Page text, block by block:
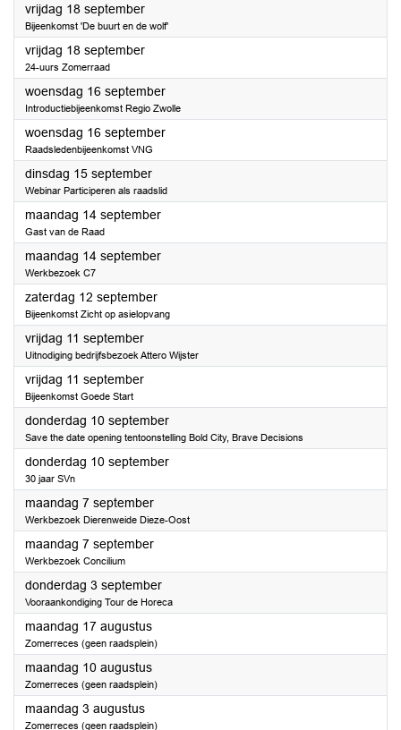
vrijdag 18 september2026
Bijeenkomst 'De buurt en de wolf'
vrijdag 18 september2026
24-uurs Zomerraad
woensdag 16 september2026
Introductiebijeenkomst Regio Zwolle
woensdag 16 september2026
Raadsledenbijeenkomst VNG
dinsdag 15 september2026
Webinar Participeren als raadslid
maandag 14 september2026
Gast van de Raad
maandag 14 september2026
Werkbezoek C7
zaterdag 12 september2026
Bijeenkomst Zicht op asielopvang
vrijdag 11 september2026
Uitnodiging bedrijfsbezoek Attero Wijster
vrijdag 11 september2026
Bijeenkomst Goede Start
donderdag 10 september2026
Save the date opening tentoonstelling Bold City, Brave Decisions
donderdag 10 september2026
30 jaar SVn
maandag 7 september2026
Werkbezoek Dierenweide Dieze-Oost
maandag 7 september2026
Werkbezoek Concilium
donderdag 3 september2026
Vooraankondiging Tour de Horeca
maandag 17 augustus2026
Zomerreces (geen raadsplein)
maandag 10 augustus2026
Zomerreces (geen raadsplein)
maandag 3 augustus2026
Zomerreces (geen raadsplein)